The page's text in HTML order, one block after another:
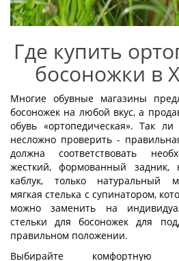
Где купить
босоножки в
Многие обувные магазины
босоножек на любой вкус, а
обувь «ортопедическая». Так
несложно проверить -
должна соответствовать
жесткий, формованный задник,
каблук, только натуральный
мягкая стелька с супинатором,
можно заменить на
стельки для босоножек для
правильном положении.
Выбирайте